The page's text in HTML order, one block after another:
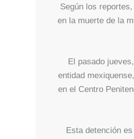
Según los
en la muerte de la
El pasado
entidad
en el Centro
Esta detención